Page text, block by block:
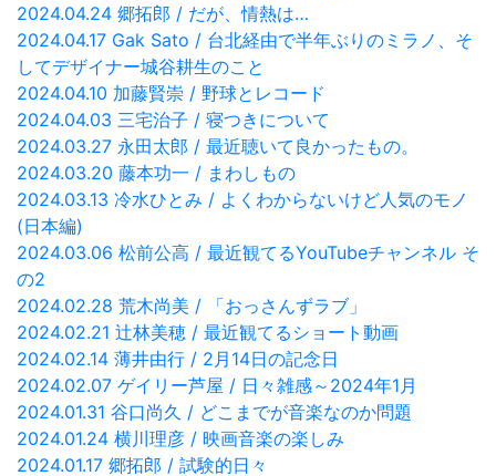
2024.04.24 郷拓郎 / だが、情熱は…
2024.04.17 Gak Sato / 台北経由で半年ぶりのミラノ、そ
してデザイナー城谷耕生のこと
2024.04.10 加藤賢崇 / 野球とレコード
2024.04.03 三宅治子 / 寝つきについて
2024.03.27 永田太郎 / 最近聴いて良かったもの。
2024.03.20 藤本功一 / まわしもの
2024.03.13 冷水ひとみ / よくわからないけど人気のモノ
(日本編)
2024.03.06 松前公高 / 最近観てるYouTubeチャンネル そ
の2
2024.02.28 荒木尚美 / 「おっさんずラブ」
2024.02.21 辻林美穂 / 最近観てるショート動画
2024.02.14 薄井由行 / 2月14日の記念日
2024.02.07 ゲイリー芦屋 / 日々雑感～2024年1月
2024.01.31 谷口尚久 / どこまでが音楽なのか問題
2024.01.24 横川理彦 / 映画音楽の楽しみ
2024.01.17 郷拓郎 / 試験的日々